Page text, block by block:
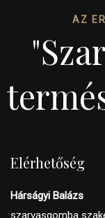
AZ
Elérhetőség
Hárságyi Balázs
szarvasgomba